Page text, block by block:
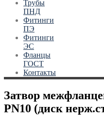
Трубы
ПНД
Фитинги
ПЭ
Фитинги
ЭС
Фланцы
ГОСТ
Контакты
Затвор
PN10 (диск